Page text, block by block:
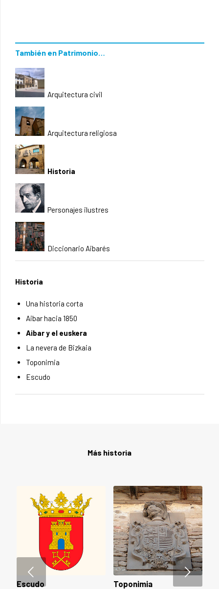
También en Patrimonio…
Arquitectura civil
Arquitectura religiosa
Historia
Personajes ilustres
Diccionario Aibarés
Historia
Una historia corta
Aibar hacia 1850
Aibar y el euskera
La nevera de Bizkaia
Toponimia
Escudo
Más historia
Escudo Toponimia
Posterior